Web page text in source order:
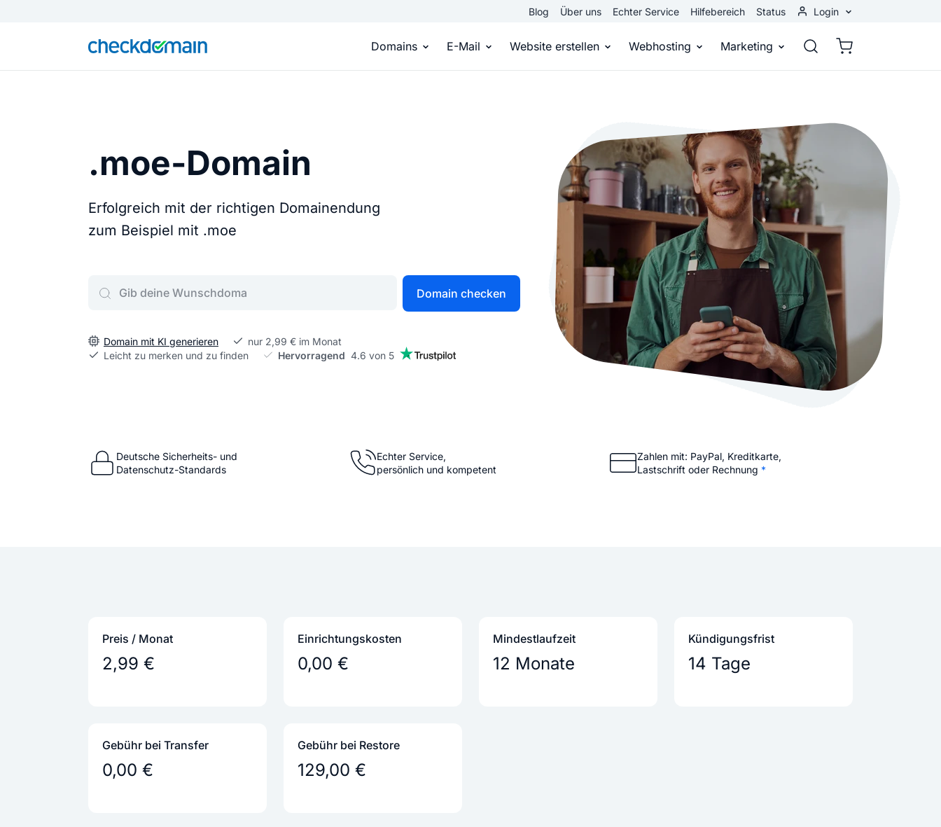
Blog Über uns Echter Service Hilfebereich Status Login
Kundenbereich
Webmail
Domains
Über 950 Domain-Endungen aus aller Welt
Einfach & schnell beim Domain-Profi
Erstelle schnell gute Domains
.at Domain .mobile Domain
E-Mail
E-Mail-Hosting
Zugriff auf E-Mails immer und überall
Website erstellen
Homepage Baukasten
Eigene Homepage ohne Programmierkenntnisse
Online-Shop erstellen
Bringe dein Unternehmen noch heute online
Website erstellen lassen Sehr beliebt
Unser Website-Service erstellt Ihre Website
Webhosting
Domains, E-Mails und Datenbanken
Rankingcoach
Schnell und einfach an die Spitze bei Google
Premium Services
Individuelle technische Unterstützung
Marketing
Bessere Platzierung in
Google Anzeigen
Sofort sichtbar bei Google
Banner-Werbung
Deine Anzeigen auf anderen
Social Media Marketing
Mehr Kunden über Instagram &
Online Complete
.moe-Domain
Erfolgreich mit der richtigen Domainendung
zum Beispiel mit .moe
Domain checken
Domain mit KI generieren
nur 2,99 € im Monat
Leicht zu merken und zu finden
Hervorragend 4.6 von 5
Deutsche Sicherheits- und
Datenschutz-Standards
Echter Service,
persönlich und kompetent
Zahlen mit: PayPal, Kreditkarte,
Lastschrift oder Rechnung *
Preis / Monat
2,99 €
Einrichtungs­kosten
0,00 €
Mindestlaufzeit
12 Monate
Kündigungs­frist
14 Tage
Gebühr bei Transfer
0,00 €
Gebühr bei Restore
129,00 €